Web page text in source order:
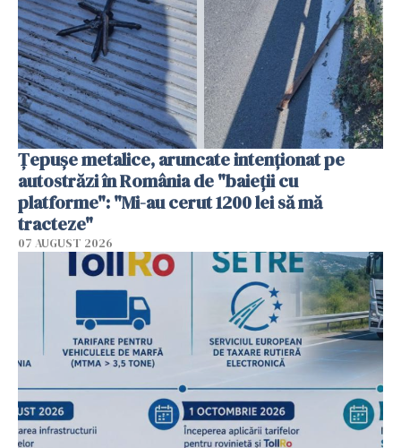
Țepușe metalice, aruncate intenționat pe
autostrăzi în România de "baieții cu
platforme": "Mi-au cerut 1200 lei să mă
tracteze"
07 AUGUST 2026